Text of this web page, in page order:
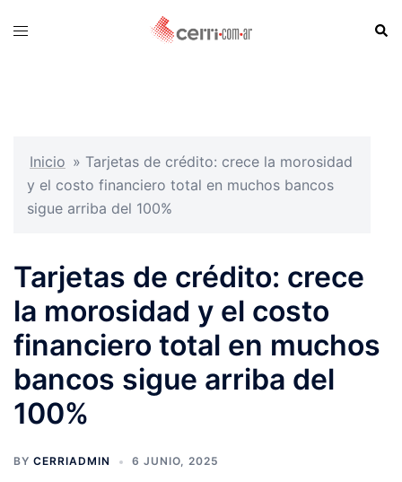
Toggle
Inicio » Tarjetas de crédito: crece la morosidad
y el costo financiero total en muchos bancos
sigue arriba del 100%
Tarjetas de crédito: crece
la morosidad y el costo
financiero total en muchos
bancos sigue arriba del
100%
BY CERRIADMIN 6 JUNIO, 2025